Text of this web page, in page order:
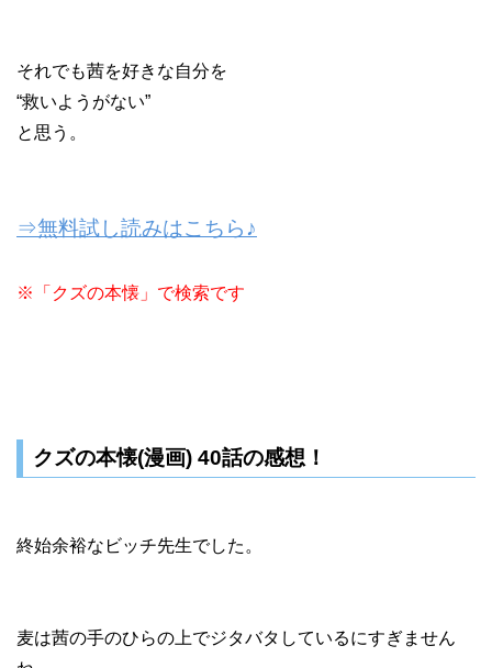
それでも茜を好きな自分を
“救いようがない”
と思う。
⇒無料試し読みはこちら♪
※「クズの本懐」で検索です
クズの本懐(漫画) 40話の感想！
終始余裕なビッチ先生でした。
麦は茜の手のひらの上でジタバタしているにすぎません